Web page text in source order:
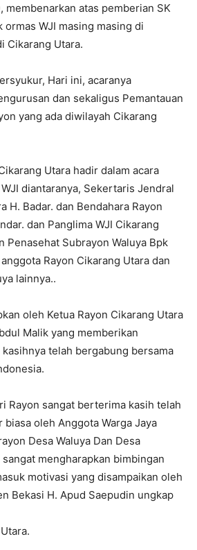
membenarkan atas pemberian SK
WJI masing masing di
Cikarang Utara.
Hari ini, acaranya
dan sekaligus Pemantauan
yang ada diwilayah Cikarang
Utara hadir dalam acara
diantaranya, Sekertaris Jendral
H. Badar. dan Bendahara Rayon
dan Panglima WJI Cikarang
Penasehat Subrayon Waluya Bpk
Rayon Cikarang Utara dan
lainnya..
oleh Ketua Rayon Cikarang Utara
Malik yang memberikan
telah bergabung bersama
Rayon sangat berterima kasih telah
oleh Anggota Warga Jaya
Desa Waluya Dan Desa
mengharapkan bimbingan
motivasi yang disampaikan oleh
Bekasi H. Apud Saepudin ungkap